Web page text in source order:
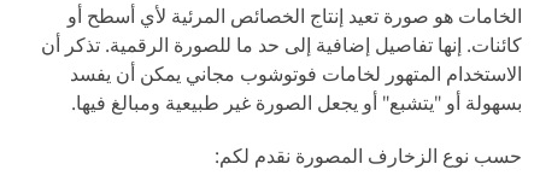
الخامات هو صورة تعيد إنتاج الخصائص المرئية لأي أسطح أو
كائنات. إنها تفاصيل إضافية إلى حد ما للصورة الرقمية. تذكر أن
الاستخدام المتهور لخامات فوتوشوب مجاني يمكن أن يفسد
بسهولة أو "يتشبع" أو يجعل الصورة غير طبيعية ومبالغ فيها.
حسب نوع الزخارف المصورة نقدم لكم: